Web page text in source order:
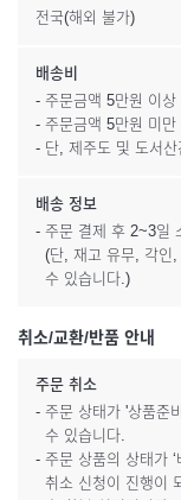
전국(해외 불가)
배송비
- 주문금액 5만원 이상
- 주문금액 5만원 미
- 단, 제주도 및 도서
배송 정보
- 주문 결제 후 2~3일
(단, 재고 유무, 각인,
수 있습니다.)
취소/교환/반품 안내
주문 취소
- 주문 상태가 '상품준
수 있습니다.
- 주문 상품의 상태가 ‘
취소 신청이 진행이